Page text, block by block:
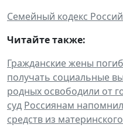
Семейный кодекс
Читайте также:
Гражданские жены
получать социальные
родных освободили от
суд Россиянам
средств из